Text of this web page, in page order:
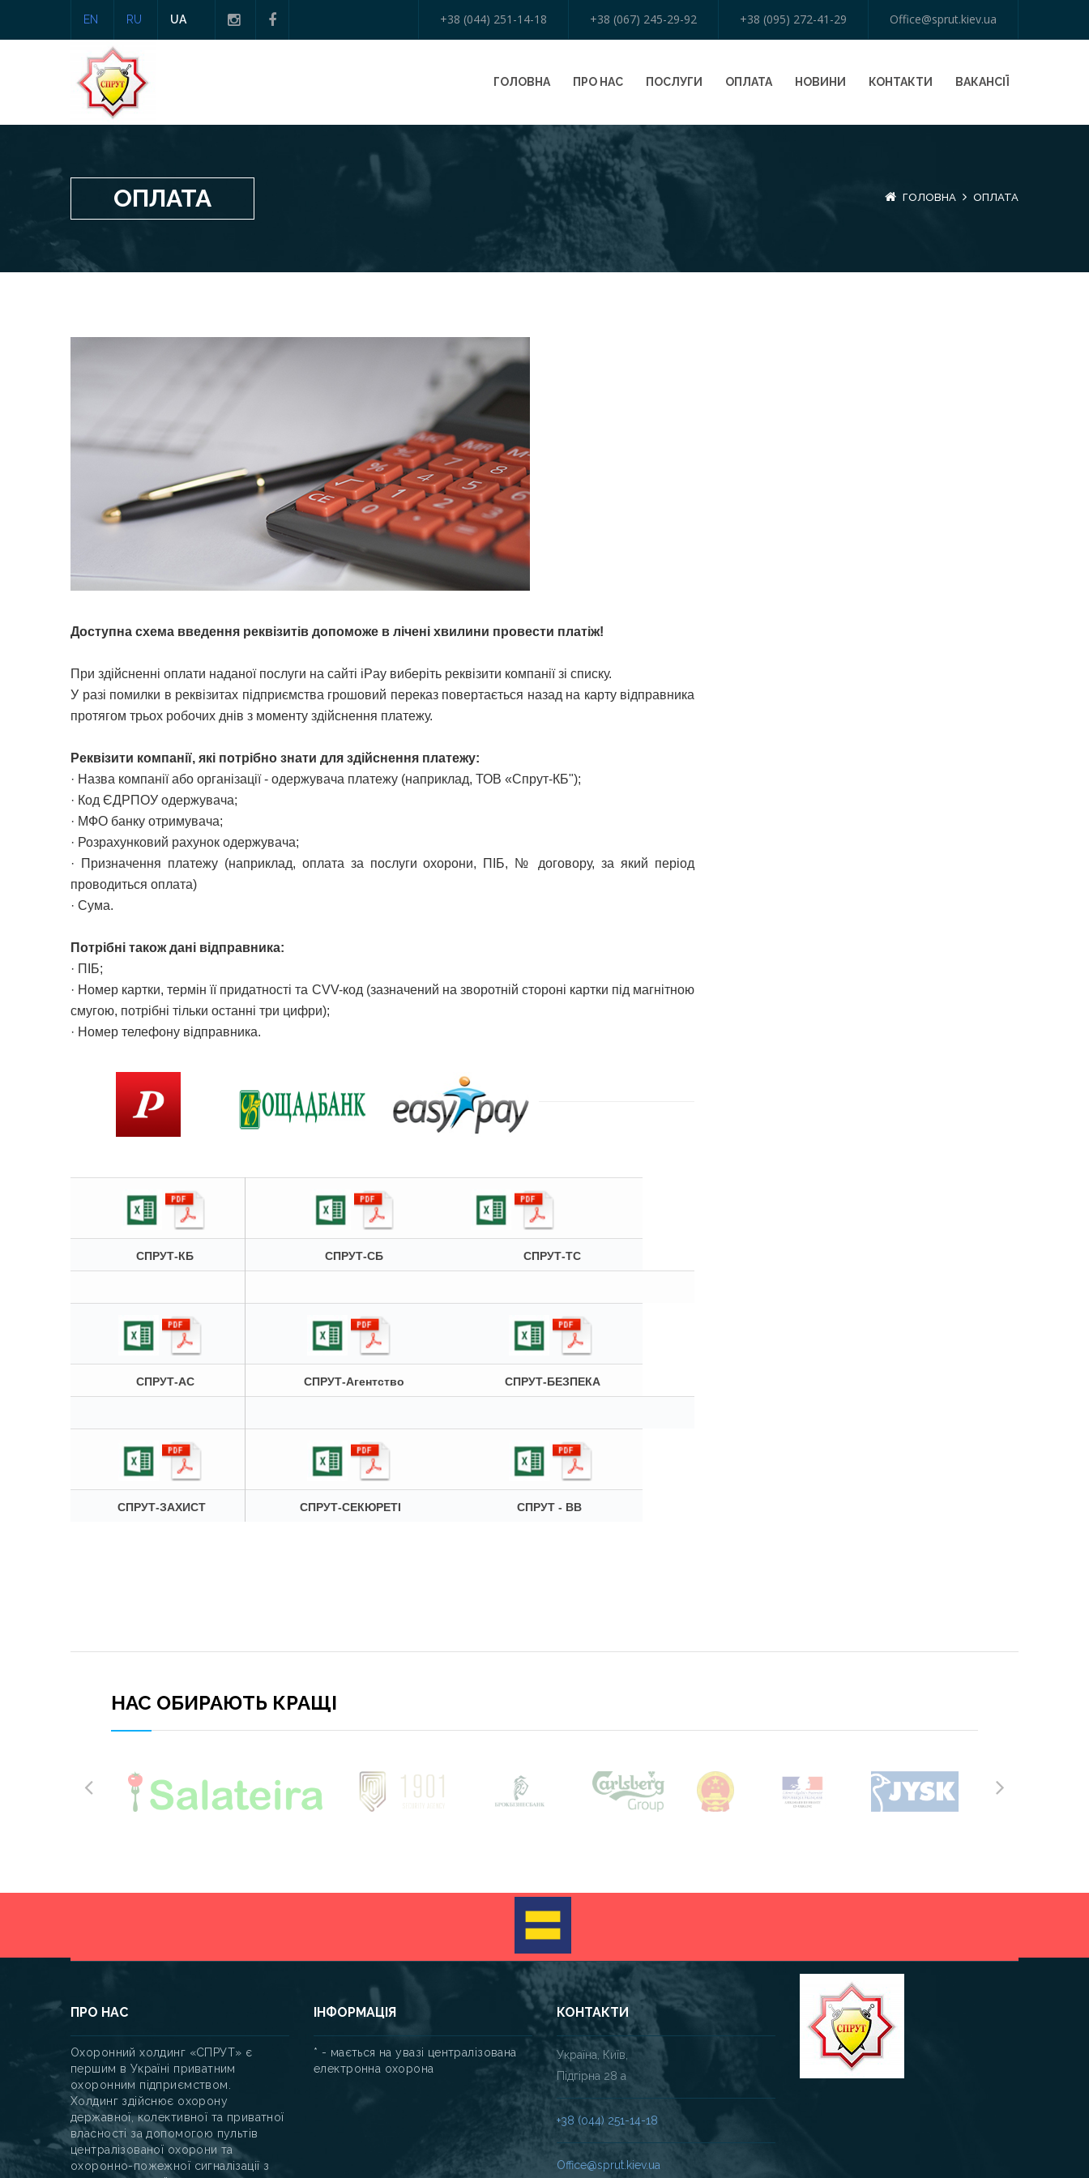
EN RU UA +38 (044) 251-14-18 +38 (067) 245-29-92 +38 (095) 272-41-29 Office@sprut.kiev.ua
ГОЛОВНА ПРО НАС ПОСЛУГИ ОПЛАТА НОВИНИ КОНТАКТИ ВАКАНСІЇ
ОПЛАТА ГОЛОВНА ОПЛАТА
Доступна схема введення реквізитів допоможе в лічені хвилини провести платіж!
При здійсненні оплати наданої послуги на сайті iPay виберіть реквізити компанії зі списку.
У разі помилки в реквізитах підприємства грошовий переказ повертається назад на карту відправника
протягом трьох робочих днів з моменту здійснення платежу.
Реквізити компанії, які потрібно знати для здійснення платежу:
· Назва компанії або організації - одержувача платежу (наприклад, ТОВ «Спрут-КБ");
· Код ЄДРПОУ одержувача;
· МФО банку отримувача;
· Розрахунковий рахунок одержувача;
· Призначення платежу (наприклад, оплата за послуги охорони, ПІБ, № договору, за який період
проводиться оплата)
· Сума.
Потрібні також дані відправника:
· ПІБ;
· Номер картки, термін її придатності та CVV-код (зазначений на зворотній стороні картки під магнітною
смугою, потрібні тільки останні три цифри);
· Номер телефону відправника.
СПРУТ-КБ СПРУТ-СБ СПРУТ-ТС
СПРУТ-АС СПРУТ-Агентство СПРУТ-БЕЗПЕКА
СПРУТ-ЗАХИСТ СПРУТ-СЕКЮРЕТІ СПРУТ - ВВ
НАС ОБИРАЮТЬ КРАЩІ
ПРО НАС
Охоронний холдинг «СПРУТ» є
першим в Україні приватним
охоронним підприємством.
Холдинг здійснює охорону
державної, колективної та приватної
власності за допомогою пультів
централізованої охорони та
охоронно-пожежної сигналізації з
ІНФОРМАЦІЯ
* - мається на увазі централізована
електронна охорона
КОНТАКТИ
Україна, Київ,
Підгірна 28 а
+38 (044) 251-14-18
Office@sprut.kiev.ua